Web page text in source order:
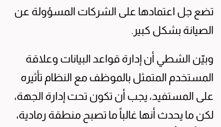
تضع جل اعتمادها على الشركات المسؤولة عن
الصيانة بشكل كبير.
وبيّن الشطي أن إدارة قواعد البيانات وعلاقة
المستخدم المتمثل بالموظف مع النظام تأثيره
على المستفيد، يجب أن تكون تحت إدارة الجهة،
لكن ما يحدث أنها غالباً ما تصبح منطقة رمادية،